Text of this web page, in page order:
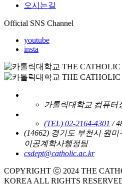
오시는길
Official SNS Channel
youtube
insta
가톨릭대학교 컴퓨터
(TEL) 02-2164-4301 /
(14662) 경기도 부천시 원
이공계학사행정팀
csdept@catholic.ac.kr
COPYRIGHT ⓒ 2024 THE
KOREA ALL RIGHTS